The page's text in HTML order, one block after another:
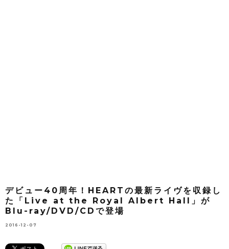
デビュー40周年！HEARTの最新ライヴを収録し
た「Live at the Royal Albert Hall」が
Blu-ray/DVD/CDで登場
2016-12-07